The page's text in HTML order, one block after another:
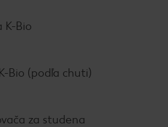
K-Bio
Bio (podľa chuti)
za studena